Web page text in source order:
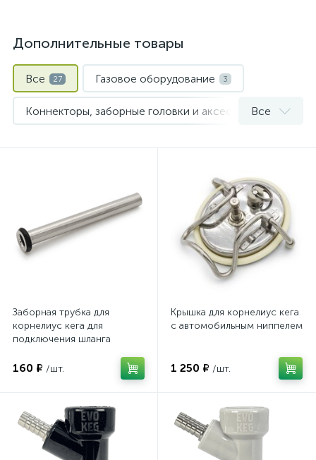
Дополнительные товары
Все 27 Газовое оборудование 3
Коннекторы, заборные головки и аксессуары для кегов
Все
Заборная трубка для
корнелиус кега для
подключения шланга
160 ₽ /шт.
Крышка для корнелиус кега
с автомобильным ниппелем
1 250 ₽ /шт.